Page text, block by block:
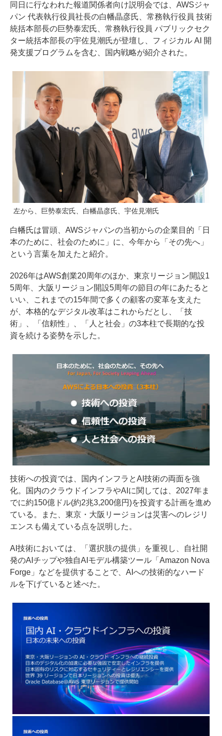
同日に行なわれた報道関係者向け説明会では、AWSジャ
パン 代表執行役員社長の白幡晶彦氏、常務執行役員 技術
統括本部長の巨勢泰宏氏、常務執行役員 パブリックセク
ター統括本部長の宇佐見潮氏が登壇し、フィジカル AI 開
発支援プログラムを含む、国内戦略が紹介された。
左から、巨勢泰宏氏、白幡晶彦氏、宇佐見潮氏
白幡氏は冒頭、AWSジャパンの当初からの企業目的「日
本のために、社会のために」に、今年から「その先へ」
という言葉を加えたと紹介。
2026年はAWS創業20周年のほか、東京リージョン開設1
5周年、大阪リージョン開設5周年の節目の年にあたると
いい、これまでの15年間で多くの顧客の変革を支えた
が、本格的なデジタル改革はこれからだとし、「技
術」、「信頼性」、「人と社会」の3本柱で長期的な投
資を続ける姿勢を示した。
技術への投資では、国内インフラとAI技術の両面を強
化。国内のクラウドインフラやAIに関しては、2027年ま
でに約150億ドル(約2兆3,200億円)を投資する計画を進め
ている。また、東京・大阪リージョンは災害へのレジリ
エンスも備えている点を説明した。
AI技術においては、「選択肢の提供」を重視し、自社開
発のAIチップや独自AIモデル構築ツール「Amazon Nova
Forge」などを提供することで、AIへの技術的なハード
ルを下げていると述べた。